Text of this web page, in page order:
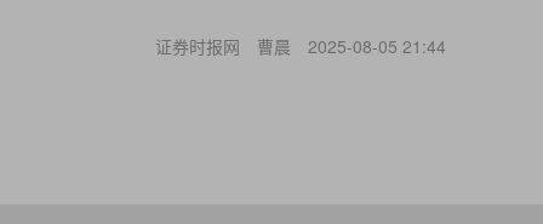
证券时报网 曹晨 2025-08-05 21:44